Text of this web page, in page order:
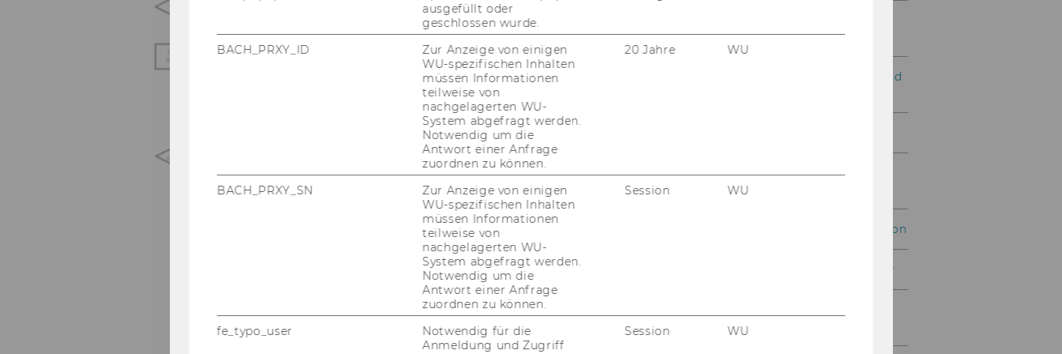
Department
Exercise No. 5: Material and
Exercise No. 7: Simple
Flight Database
Exercise No. 8: Organisation
Exercise No. 9: Webtrainer
Management
ausgefüllt oder
geschlossen wurde.
BACH_PRXY_ID
Zur Anzeige von einigen
WU-spezifischen Inhalten
müssen Informationen
teilweise von
nachgelagerten WU-
System abgefragt werden.
Notwendig um die
Antwort einer Anfrage
zuordnen zu können.
20 Jahre WU
BACH_PRXY_SN
Zur Anzeige von einigen
WU-spezifischen Inhalten
müssen Informationen
teilweise von
nachgelagerten WU-
System abgefragt werden.
Notwendig um die
Antwort einer Anfrage
zuordnen zu können.
Session WU
fe_typo_user
Notwendig für die
Anmeldung und Zugriff
Session WU